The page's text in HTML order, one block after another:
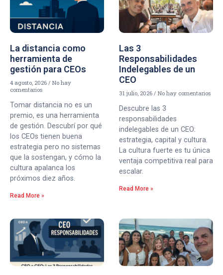
La distancia como
herramienta de
gestión para CEOs
4 agosto, 2026
No hay
comentarios
Tomar distancia no es un
premio, es una herramienta
de gestión. Descubrí por qué
los CEOs tienen buena
estrategia pero no sistemas
que la sostengan, y cómo la
cultura apalanca los
próximos diez años.
Read More »
Las 3
Responsabilidades
Indelegables de un
CEO
31 julio, 2026 No hay comentarios
Descubre las 3
responsabilidades
indelegables de un CEO:
estrategia, capital y cultura.
La cultura fuerte es tu única
ventaja competitiva real para
escalar.
Read More »